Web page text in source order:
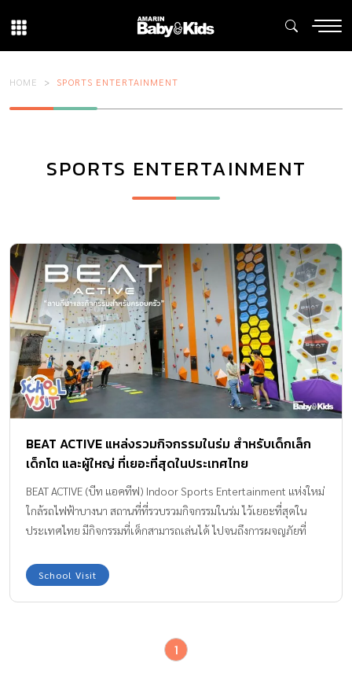
HOME SPORTS ENTERTAINMENT
SPORTS ENTERTAINMENT
BEAT ACTIVE แหล่งรวมกิจกรรมในร่ม สำหรับเด็กเล็ก
เด็กโต และผู้ใหญ่ ที่เยอะที่สุดในประเทศไทย
BEAT ACTIVE (บีท แอคทีฟ) Indoor Sports Entertainment แห่งใหม่
ใกล้รถไฟฟ้าบางนา สถานที่ที่รวบรวมกิจกรรมในร่ม ไว้เยอะที่สุดใน
ประเทศไทย มีกิจกรรมที่เด็กสามารถเล่นได้ ไปจนถึงการผจญภัยที่
ครอบครัว School Visit วันนี้เราจะพาเด็กๆมาเรียนรู้กันนอกห้องเรียน
ที่ “ BEAT ACTIVE ” ไบเทคบางนา ลานกีฬาและกิจกรรมของครอบครัว
รับรองว่าได้ปลดปล่อยเต็มที่แน่นอน BEAT ACTIVE เป็นสถานที่ที่
School Visit
1